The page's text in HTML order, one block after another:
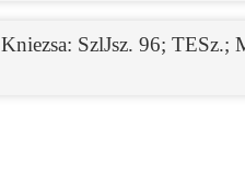
Kniezsa: SzlJsz. 96; TESz.;